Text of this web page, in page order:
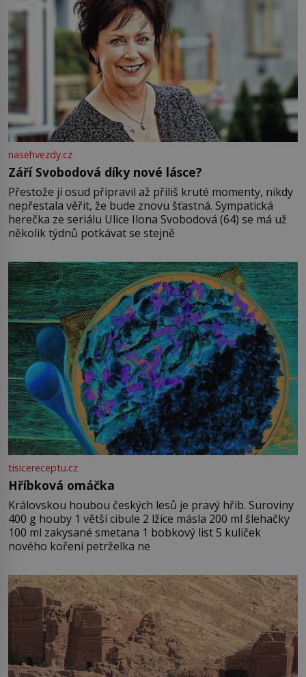
nasehvezdy.cz
Září Svobodová díky nové lásce?
Přestože jí osud připravil až příliš kruté momenty, nikdy
nepřestala věřit, že bude znovu šťastná. Sympatická
herečka ze seriálu Ulice Ilona Svobodová (64) se má už
několik týdnů potkávat se stejně
tisicereceptu.cz
Hříbková omáčka
Královskou houbou českých lesů je pravý hřib. Suroviny
400 g houby 1 větší cibule 2 lžíce másla 200 ml šlehačky
100 ml zakysané smetana 1 bobkový list 5 kuliček
nového koření petrželka ne